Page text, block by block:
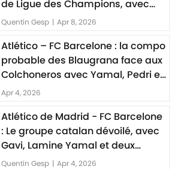
de Ligue des Champions, avec
Lamine Yamal
Quentin Gesp | Apr 8, 2026
Atlético – FC Barcelone : la compo
probable des Blaugrana face aux
Colchoneros avec Yamal, Pedri et
Araujo
Apr 4, 2026
Atlético de Madrid - FC Barcelone
: Le groupe catalan dévoilé, avec
Gavi, Lamine Yamal et deux
retours importants
Quentin Gesp | Apr 4, 2026